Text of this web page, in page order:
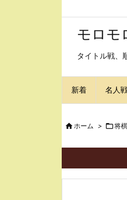
モロモ
タイトル戦、
新着 名人
ホーム > 将